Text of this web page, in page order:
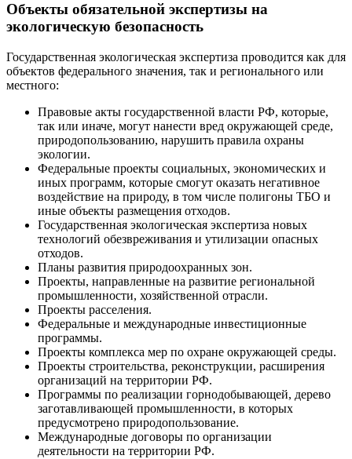
Объекты обязательной экспертизы на
экологическую безопасность
Государственная экологическая экспертиза проводится как для
объектов федерального значения, так и регионального или
местного:
Правовые акты государственной власти РФ, которые,
так или иначе, могут нанести вред окружающей среде,
природопользованию, нарушить правила охраны
экологии.
Федеральные проекты социальных, экономических и
иных программ, которые смогут оказать негативное
воздействие на природу, в том числе полигоны ТБО и
иные объекты размещения отходов.
Государственная экологическая экспертиза новых
технологий обезвреживания и утилизации опасных
отходов.
Планы развития природоохранных зон.
Проекты, направленные на развитие региональной
промышленности, хозяйственной отрасли.
Проекты расселения.
Федеральные и международные инвестиционные
программы.
Проекты комплекса мер по охране окружающей среды.
Проекты строительства, реконструкции, расширения
организаций на территории РФ.
Программы по реализации горнодобывающей, дерево
заготавливающей промышленности, в которых
предусмотрено природопользование.
Международные договоры по организации
деятельности на территории РФ.